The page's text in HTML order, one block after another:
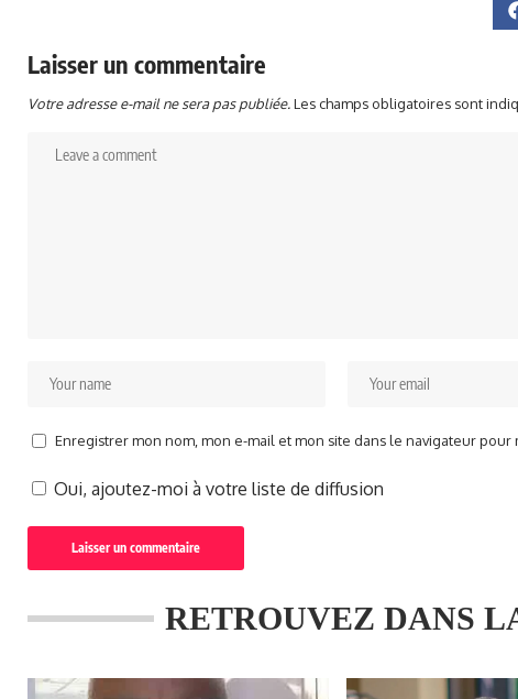
Laisser un commentaire
Votre adresse e-mail ne sera pas publiée.Les champs obligatoires sont
Enregistrer mon nom, mon e-mail et mon site dans le navigateur pour
Oui, ajoutez-moi à votre liste de diffusion
RETROUVEZ DANS